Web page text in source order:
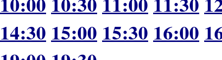
14:30 15:00 15:30 16:00